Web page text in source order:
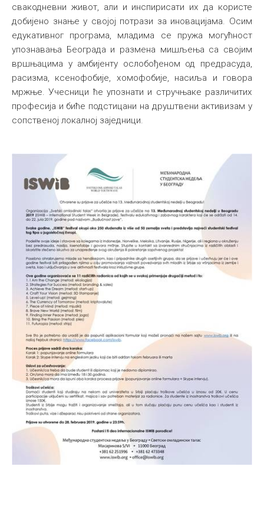
свакодневни живот, али и инспирисати их да користе
добијено знање у својој потрази за иновацијама. Осим
едукативног програма, младима се пружа могућност
упознавања Београда и размена мишљења са својим
вршњацима у амбијенту ослобођеном од предрасуда,
расизма, ксенофобије, хомофобије, насиља и говора
мржње. Учесници ће упознати и стручњаке различитих
професија и биће подстицани на друштвени активизам у
сопственој локалној заједници.